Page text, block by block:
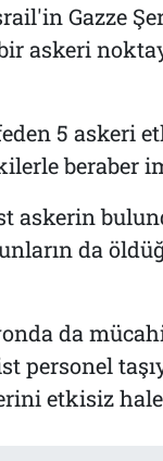
Gazze
askeri
5 askeri
beraber
askerin
da
da
etkisiz